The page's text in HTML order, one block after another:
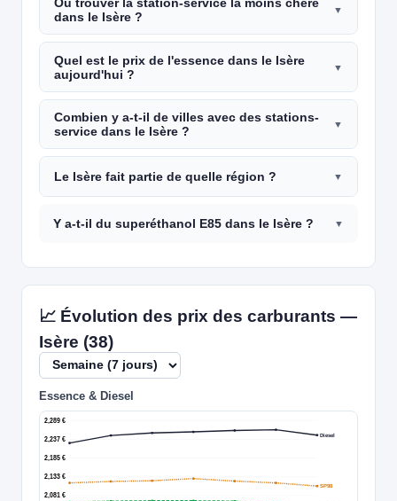
dans le Isère ?
Quel est le prix de l'essence dans le Isère
aujourd'hui ?
Combien y a-t-il de villes avec des stations-
service dans le Isère ?
Le Isère fait partie de quelle région ?
Y a-t-il du superéthanol E85 dans le Isère ?
📈 Évolution des prix des carburants —
Isère (38)
Essence & Diesel
2,081 €
2,133 €
2,185 €
2,237 €
2,289 €
Diesel
SP98